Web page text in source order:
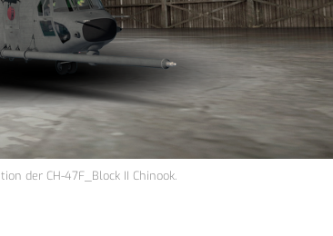
der CH-47F_Block II Chinook.